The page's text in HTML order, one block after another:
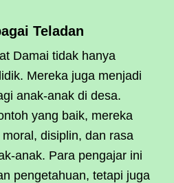
Teladan
Damai tidak hanya
Mereka juga menjadi
anak-anak di desa.
yang baik, mereka
disiplin, dan rasa
anak. Para pengajar ini
pengetahuan, tetapi juga